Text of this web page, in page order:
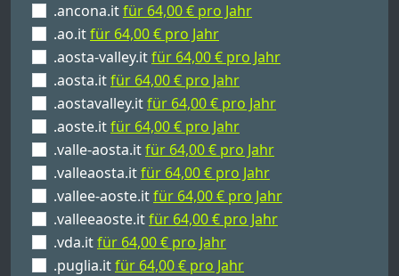
.ancona.itfür 64,00 € pro Jahr
.ao.itfür 64,00 € pro Jahr
.aosta-valley.itfür 64,00 € pro Jahr
.aosta.itfür 64,00 € pro Jahr
.aostavalley.itfür 64,00 € pro Jahr
.aoste.itfür 64,00 € pro Jahr
.valle-aosta.itfür 64,00 € pro Jahr
.valleaosta.itfür 64,00 € pro Jahr
.vallee-aoste.itfür 64,00 € pro Jahr
.valleeaoste.itfür 64,00 € pro Jahr
.vda.itfür 64,00 € pro Jahr
.puglia.itfür 64,00 € pro Jahr